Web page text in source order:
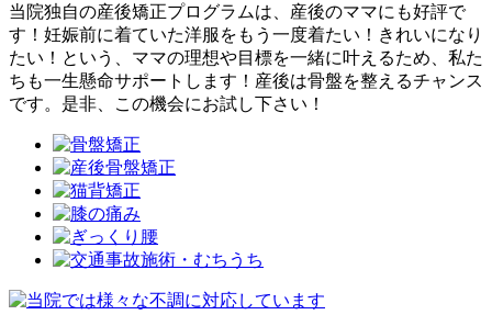
当院独自の産後矯正プログラムは、産後のママにも好評で
す！妊娠前に着ていた洋服をもう一度着たい！きれいになり
たい！という、ママの理想や目標を一緒に叶えるため、私た
ちも一生懸命サポートします！産後は骨盤を整えるチャンス
です。是非、この機会にお試し下さい！